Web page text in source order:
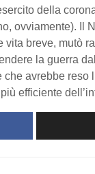
della
ovviamente). Il
vita breve, mutò
la guerra
che avrebbe reso
efficiente